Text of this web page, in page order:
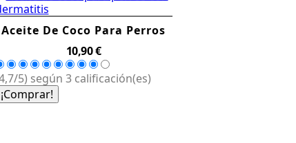
Aceite De Coco Para Perros
Precio
10,90 €
5) según 3 calificación(es)
¡Comprar!